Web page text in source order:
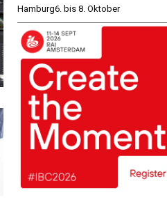
Hamburg6. bis 8. Oktober